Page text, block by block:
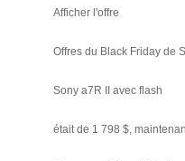
Afficher l'offre
Offres du Black Friday de
Sony a7R II avec flash
était de 1 798 $,